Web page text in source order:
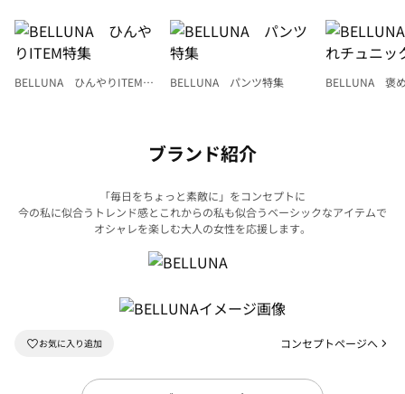
BELLUNA ひんやりITEM特
BELLUNA パンツ特集
BELLUNA 褒
ブランド紹介
「毎日をちょっと素敵に」をコンセプトに
今の私に似合うトレンド感とこれからの私も似合うベーシックなアイテムで
オシャレを楽しむ大人の女性を応援します。
コンセプトページへ